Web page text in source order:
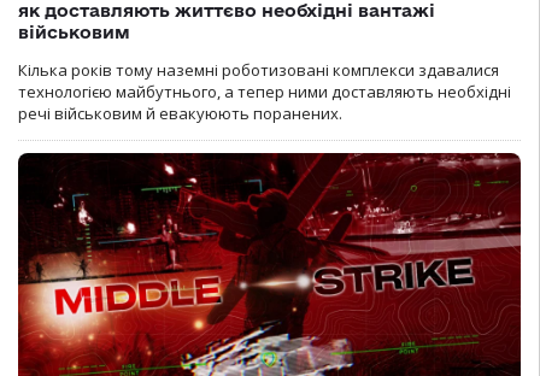
як доставляють життєво необхідні вантажі
військовим
Кілька років тому наземні роботизовані комплекси здавалися
технологією майбутнього, а тепер ними доставляють необхідні
речі військовим й евакуюють поранених.